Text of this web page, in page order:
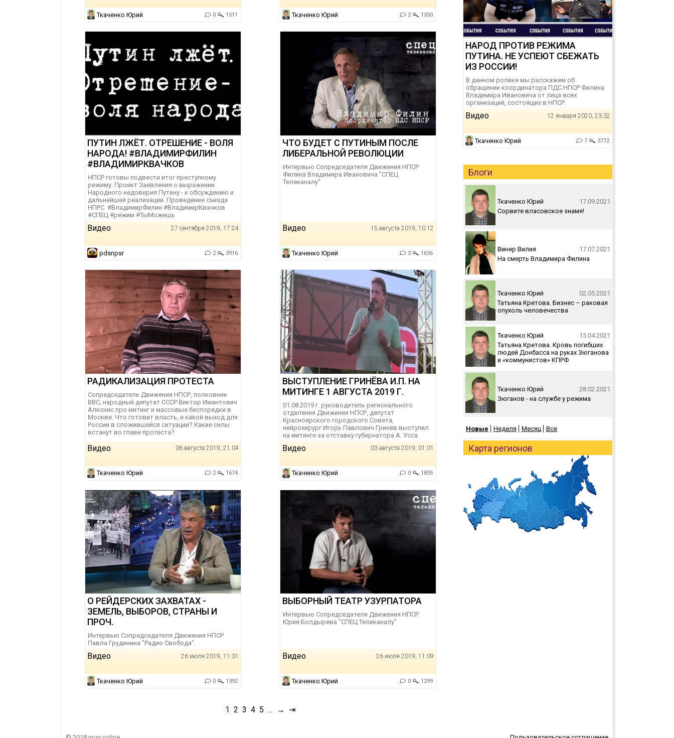
Ткаченко Юрий 0 1511 Ткаченко Юрий 2 1350
ПУТИН ЛЖЁТ. ОТРЕШЕНИЕ - ВОЛЯ
НАРОДА! #ВЛАДИМИРФИЛИН
#ВЛАДИМИРКВАЧКОВ
НПСР готовы подвести итог преступному
режиму. Проект Заявления о выражении
Народного недоверия Путину - к обсуждению и
дальнейшей реализации. Проведение съезда
НПРС. #ВладимирФилин #ВладимирКвачков
#СПЕЦ #режим #ТыМожешь
Видео 27 сентября 2019, 17:24
pdsnpsr 2 3916
ЧТО БУДЕТ С ПУТИНЫМ ПОСЛЕ
ЛИБЕРАЛЬНОЙ РЕВОЛЮЦИИ
Интервью Сопредседателя Движения НПСР
Филина Владимира Ивановича "СПЕЦ
Телеканалу"
Видео 15 августа 2019, 10:12
Ткаченко Юрий 3 1656
РАДИКАЛИЗАЦИЯ ПРОТЕСТА
Сопредседатель Движения НПСР, полковник
ВВС, народный депутат СССР Виктор Имантович
Алкснис про митинг и массовые беспорядки в
Москве. Что готовит власть, и какой выход для
России в сложившейся ситуации? Какие силы
встанут во главе протеста?
Видео 06 августа 2019, 21:04
Ткаченко Юрий 2 1674
ВЫСТУПЛЕНИЕ ГРИНЁВА И.П. НА
МИТИНГЕ 1 АВГУСТА 2019 Г.
01.08.2019 г. руководитель регионального
отделения Движения НПСР, депутат
Красноярского городского Совета,
нейрохирург Игорь Павлович Гринёв выступил
на митинге за отставку губернатора А. Усса.
Видео 03 августа 2019, 01:01
Ткаченко Юрий 0 1835
О РЕЙДЕРСКИХ ЗАХВАТАХ -
ЗЕМЕЛЬ, ВЫБОРОВ, СТРАНЫ И
ПРОЧ.
Интервью Сопредседателя Движения НПСР
Павла Грудинина "Радио Свобода".
Видео 26 июля 2019, 11:31
Ткаченко Юрий 0 1392
ВЫБОРНЫЙ ТЕАТР УЗУРПАТОРА
Интервью Сопредседателя Движения НПСР
Юрия Болдырева "СПЕЦ Телеканалу"
Видео 26 июля 2019, 11:09
Ткаченко Юрий 0 1299
1 2 3 4 5 … → ⇥
НАРОД ПРОТИВ РЕЖИМА
ПУТИНА. НЕ УСПЕЮТ СБЕЖАТЬ
ИЗ РОССИИ!
В данном ролике мы расскажем об
обращении координатора ПДС НПСР Филина
Владимира Ивановича от лица всех
организаций, состоящих в НПСР.
Видео 12 января 2020, 23:32
Ткаченко Юрий 7 3772
Блоги
Ткаченко Юрий
17.09.2021
Сорвите власовское знамя!
Винер Вилия
17.07.2021
На смерть Владимира Филина
Ткаченко Юрий
02.05.2021
Татьяна Кретова. Бизнес – раковая
опухоль человечества
Ткаченко Юрий
15.04.2021
Татьяна Кретова. Кровь погибших
людей Донбасса на руках Зюганова
и «коммунистов» КПРФ
Ткаченко Юрий
28.02.2021
Зюганов - на службе у режима
Новые Неделя Месяц Все
Карта регионов